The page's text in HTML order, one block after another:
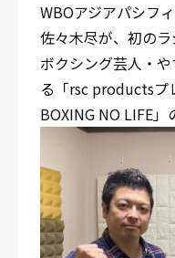
八王子
〒192-0072 東京都
Tel/
営業時間：月〜土
WBOアジアパシフ
佐々木尽が、初のラ
ボクシング芸人・
る「rsc productsプ
BOXING NO LIFE」